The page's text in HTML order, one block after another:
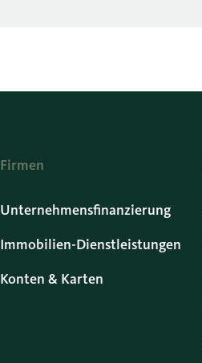
Firmen
Unternehmensfinanzierung
Immobilien-Dienstleistungen
Konten & Karten